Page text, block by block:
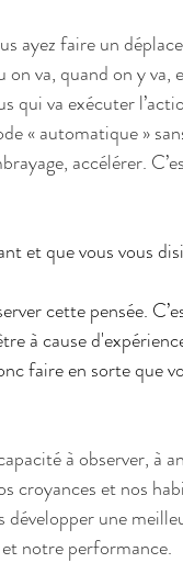
ayez faire un
on va, quand on y va,
qui va exécuter
« automatique »
accélérer.
et que vous vous
cette pensée.
à cause
faire en sorte que
à observer, à
croyances et nos
une
notre performance.